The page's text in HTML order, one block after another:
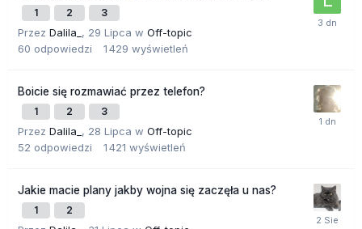
1 2 3
Przez Dalila_ , 29 Lipca w Off-topic
60 odpowiedzi 1 429 wyświetleń
Boicie się rozmawiać przez telefon?
1 2 3
Przez Dalila_ , 28 Lipca w Off-topic
52 odpowiedzi 1 421 wyświetleń
Jakie macie plany jakby wojna się zaczęła u nas?
1 2